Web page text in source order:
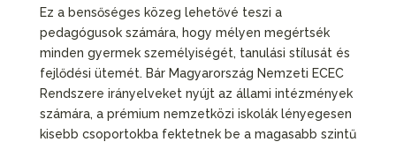
Ez a bensőséges közeg lehetővé teszi a
pedagógusok számára, hogy mélyen megértsék
minden gyermek személyiségét, tanulási stílusát és
fejlődési ütemét. Bár Magyarország Nemzeti ECEC
Rendszere irányelveket nyújt az állami intézmények
számára, a prémium nemzetközi iskolák lényegesen
kisebb csoportokba fektetnek be a magasabb szintű